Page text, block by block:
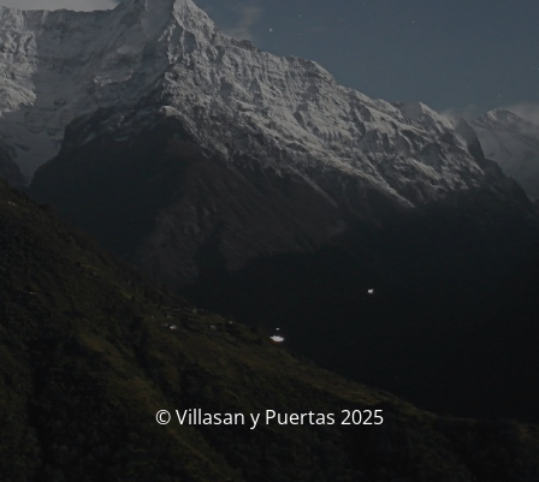
© Villasan y Puertas 2025